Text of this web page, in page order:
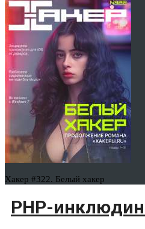
Хакер #322. Белый хакер
PHP-